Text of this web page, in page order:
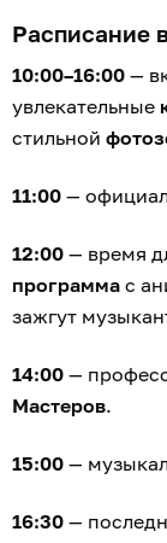
Расписание
10:00–16:00 —
увлекательные
стильной
11:00 —
12:00 — время
программа с
зажгут
14:00 —
Мастеров.
15:00 —
16:30 —